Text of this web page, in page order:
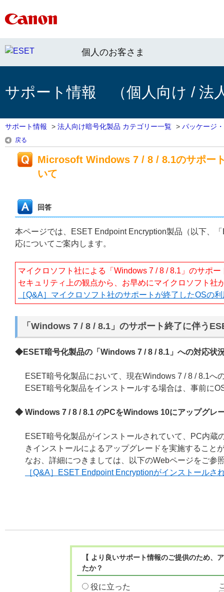
個人のお客さま
サポート情報 （個人向け / 法
サポート情報 > 法人向け暗号化製品 カテゴリー一覧 > パッケージ
戻る
Microsoft Windows 7 / 8 / 8.1のサポー
いて
回答
本ページでは、ESET Endpoint Encryption製品（以下、
応についてご案内します。
マイクロソフト社による「Windows 7 / 8 / 8.1」のサポ
セキュリティ上の観点から、お早めにマイクロソフト
［Q&A］マイクロソフト社のサポートが終了したOSの
「Windows 7 / 8 / 8.1」のサポート終了に伴う
◆ESET暗号化製品の「Windows 7 / 8 / 8.1 」への対応状
ESET暗号化製品において、現在Windows 7 / 8 / 8.1へ
ESET暗号化製品をインストールする場合は、事前に
◆ Windows 7 / 8 / 8.1 のPCをWindows 10にアップグレ
ESET暗号化製品がインストールされていて、PC内
きインストールによるアップグレードを実施すること
なお、詳細につきましては、以下のWebページをご参
［Q&A］ESET Endpoint Encryptionがインストール
【 より良いサポート情報のご提供のため
たか？
役に立った